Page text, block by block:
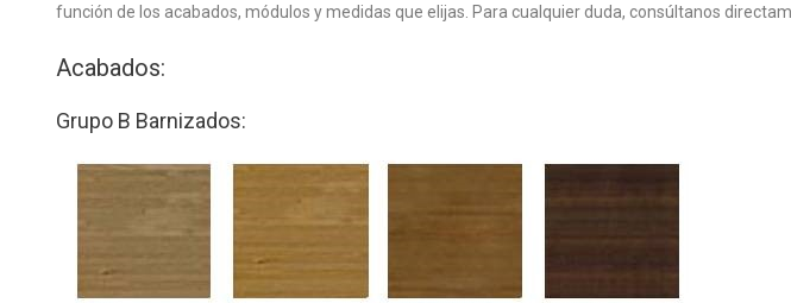
función de los acabados, módulos y medidas que elijas. Para cualquier duda, consúltanos
Acabados:
Grupo B Barnizados: